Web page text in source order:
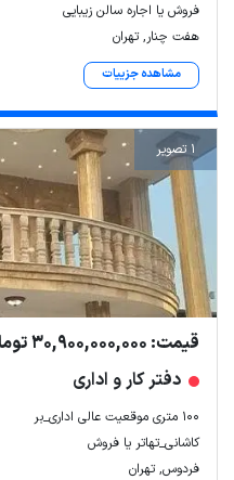
فروش یا اجاره سالن زیبایی
هفت چنار, تهران
مشاهده جزییات
1 تصویر
قیمت: 30,900,000,000 تومان
دفتر کار و اداری
100 متری موقعیت عالی اداری_بر
کاشانی_تهاتر یا فروش
فردوس, تهران